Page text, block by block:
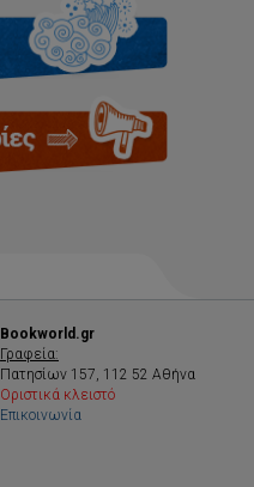
Bookworld.gr
Γραφεία:
Πατησίων 157, 112 52 Αθήνα
Οριστικά κλειστό
Επικοινωνία